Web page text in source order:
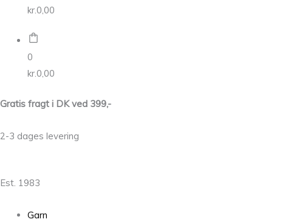
kr.0,00
0
kr.0,00
Gratis fragt i DK ved 399,-
2-3 dages levering
Est. 1983
Garn